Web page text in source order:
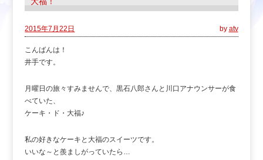
2015年7月22日 by atv
こんばんは！
井手です。
月曜日の旅々すみませんで、黒石八郎さんと川口アナウンサーが食
べていた、
ケーキ・ド・大福♪
私の好きなケーキと大福のスイーツです。
いいな～と羨ましがっていたら…